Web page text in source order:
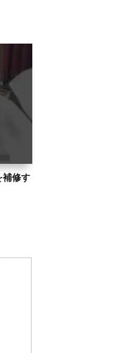
補修す